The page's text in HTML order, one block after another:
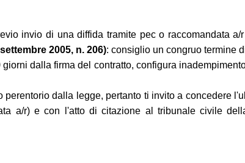
invio di una diffida tramite pec o raccomandata
2005, n. 206): consiglio un congruo termine
dalla firma del contratto, configura
perentorio dalla legge, pertanto ti invito a concedere
a/r) e con l'atto di citazione al tribunale civile